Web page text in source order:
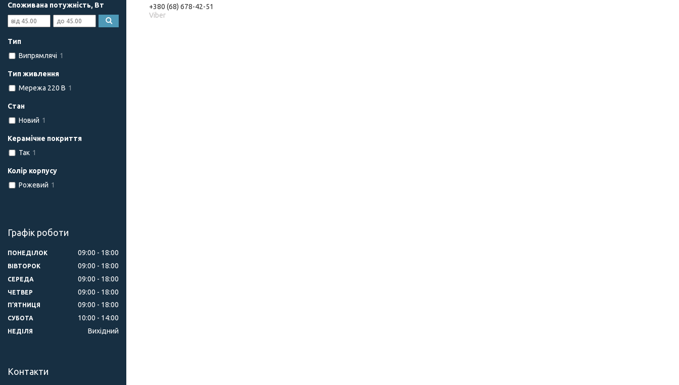
+380 (68) 678-42-51
Viber
Споживана потужність, Вт
Тип
Випрямлячі 1
Тип живлення
Мережа 220 В 1
Стан
Новий 1
Керамічне покриття
Так 1
Колір корпусу
Рожевий 1
Графік роботи
ПОНЕДІЛОК 09:00 18:00
ВІВТОРОК 09:00 18:00
СЕРЕДА 09:00 18:00
ЧЕТВЕР 09:00 18:00
ПʼЯТНИЦЯ 09:00 18:00
СУБОТА 10:00 14:00
НЕДІЛЯ Вихідний
Контакти